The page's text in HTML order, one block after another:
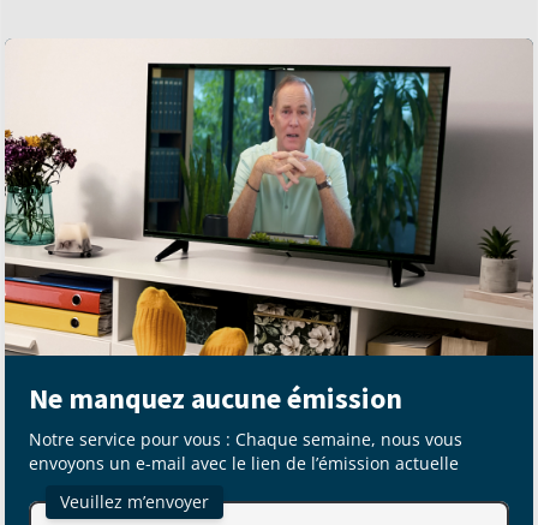
Ne manquez aucune émission
Notre service pour vous : Chaque semaine, nous vous
envoyons un e-mail avec le lien de l’émission actuelle
Veuillez m’envoyer